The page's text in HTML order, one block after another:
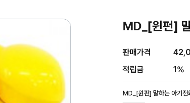
MD_[윈펀]
판매가격
적립금
1%
MD_[윈펀] 말하는 아기